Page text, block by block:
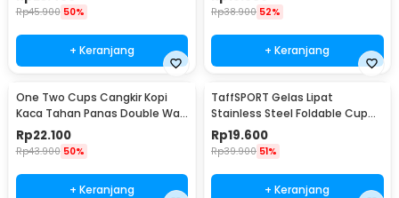
Rp45.900 50%
+ Keranjang
Rp38.900 52%
+ Keranjang
One Two Cups Cangkir Kopi
Kaca Tahan Panas Double Wall
Cup 180ml - DOME240
Rp22.100
Rp43.900 50%
+ Keranjang
TaffSPORT Gelas Lipat
Stainless Steel Foldable Cup
Carabiner 240ml - F180
Rp19.600
Rp39.900 51%
+ Keranjang